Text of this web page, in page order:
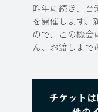
昨年に続き、台
を開催します。
ので、この機会
ん。お渡しまで
チケット